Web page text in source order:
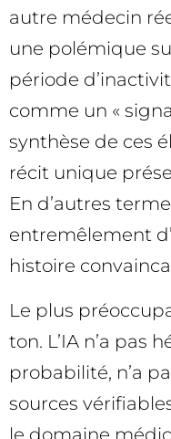
autre médecin
une polémique
période
comme un «
synthèse de ces
récit unique
En d’autres
entremêlement
histoire
Le plus
ton. L’IA n’a pas
probabilité, n’a
sources
le domaine